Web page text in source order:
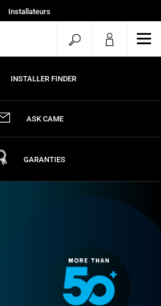
Installateurs
Commencer
la
recherche
le
INSTALLER FINDER
ASK CAME
GARANTIES